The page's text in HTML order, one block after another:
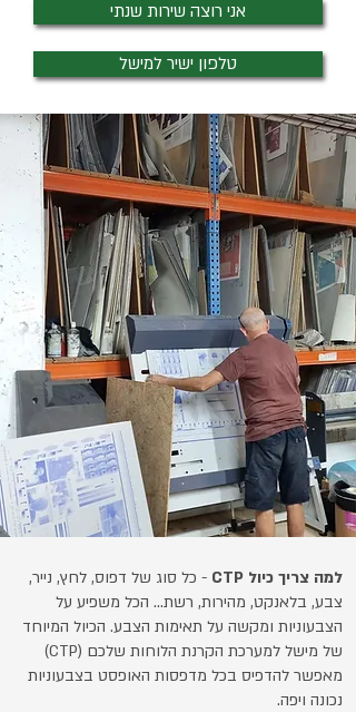
אני רוצה שירות שנתי
טלפון ישיר למישל
למה צריך כיול CTP
- כל סוג של דפוס, לחץ, נייר,
צבע, בלאנקט, מהירות, רשת... הכל משפיע על
הצבעוניות ומקשה על תאימות הצבע. הכיול המיוחד
של מישל למערכת הקרנת הלוחות שלכם (CTP)
מאפשר להדפיס בכל מדפסות האופסט בצבעוניות
נכונה ויפה.